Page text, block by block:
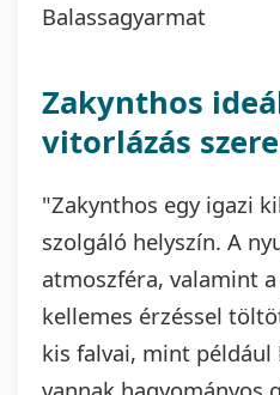
Balassagyarmat
Zakynthos
vitorlázás
"Zakynthos egy igazi
szolgáló helyszín. A
atmoszféra, valamint
kellemes érzéssel
kis falvai, mint például